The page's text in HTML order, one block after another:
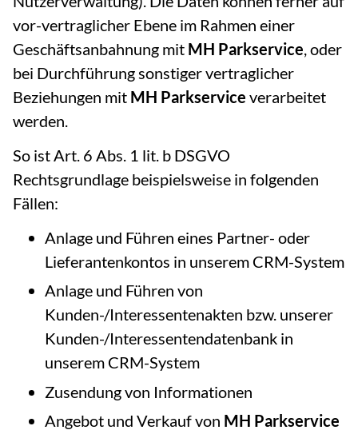
vor-vertraglicher Ebene im Rahmen einer
Geschäftsanbahnung mit MH Parkservice, oder
bei Durchführung sonstiger vertraglicher
Beziehungen mit MH Parkservice verarbeitet
werden.
So ist Art. 6 Abs. 1 lit. b DSGVO
Rechtsgrundlage beispielsweise in folgenden
Fällen:
Anlage und Führen eines Partner- oder
Lieferantenkontos in unserem CRM-System
Anlage und Führen von
Kunden-/Interessentenakten bzw. unserer
Kunden-/Interessentendatenbank in
unserem CRM-System
Zusendung von Informationen
Angebot und Verkauf von MH Parkservice